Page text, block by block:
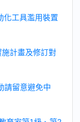
化工具濫用裝置
計畫及修訂對
請留意避免中